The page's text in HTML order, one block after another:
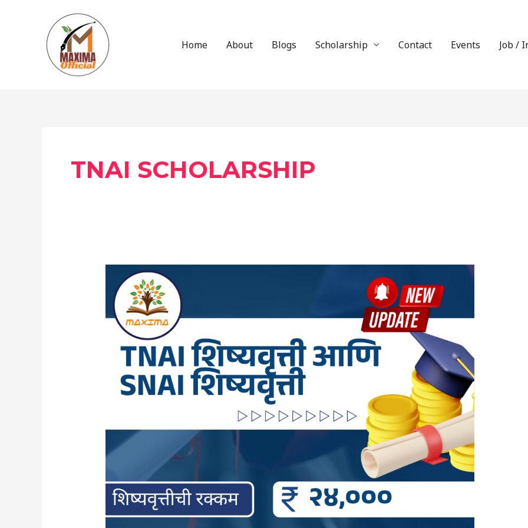
Home About Blogs Scholarship Contact Events Job /
TNAI SCHOLARSHIP
शिष्यवृत्ती
आणि
SNAI
शिष्यवृत्ती